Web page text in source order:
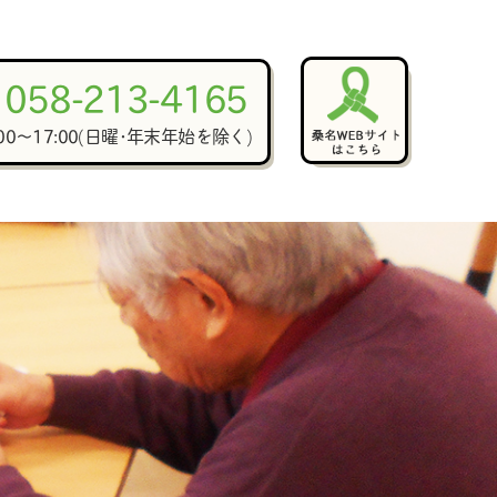
058-213-4165
～17:00(日曜･年末年始を除く)